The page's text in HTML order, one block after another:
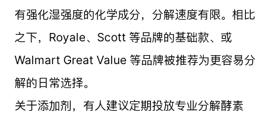
有强化湿强度的化学成分，分解速度有限。相比
之下，Royale、Scott 等品牌的基础款、或
Walmart Great Value 等品牌被推荐为更容易分
解的日常选择。
关于添加剂，有人建议定期投放专业分解酵素